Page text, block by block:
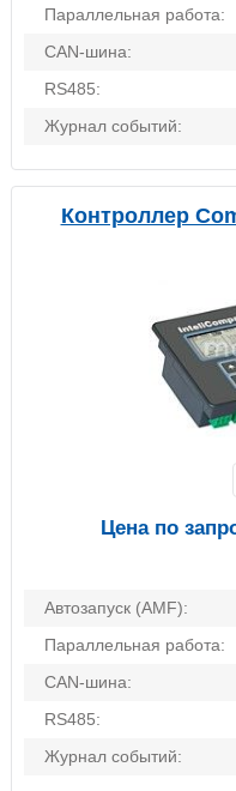
Параллельная работа:
CAN-шина:
RS485:
Журнал событий:
Контроллер
Автозапуск (AMF):
Параллельная работа:
CAN-шина:
RS485:
Журнал событий:
Цена по